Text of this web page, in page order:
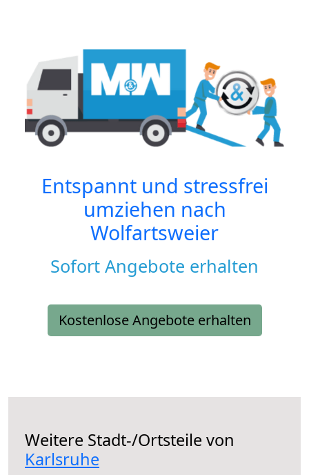
Entspannt und stressfrei
umziehen nach
Wolfartsweier
Sofort Angebote erhalten
Kostenlose Angebote erhalten
Weitere Stadt-/Ortsteile von
Karlsruhe